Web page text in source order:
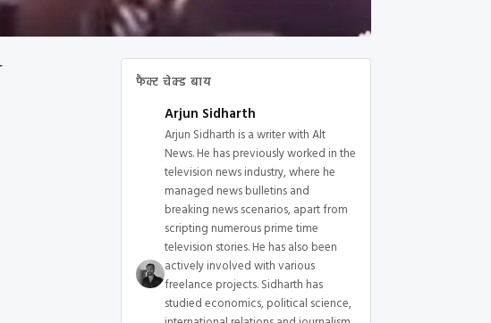
फैक्ट चेक्ड बाय
Arjun Sidharth
Arjun Sidharth is a writer with Alt
News. He has previously worked in the
television news industry, where he
managed news bulletins and
breaking news scenarios, apart from
scripting numerous prime time
television stories. He has also been
actively involved with various
freelance projects. Sidharth has
studied economics, political science,